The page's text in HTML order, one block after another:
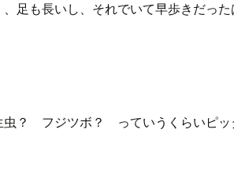
足も長いし、それでいて早歩きだった
？ フジツボ？ っていうくらいピッ